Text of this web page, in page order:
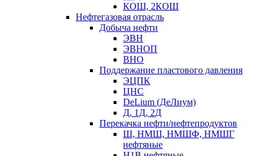
КОШ, 2КОШ
Нефтегазовая отрасль
Добыча нефти
ЭВН
ЭВНОП
ВНО
Поддержание пластового давления
ЭЦПК
ЦНС
DeLium (ДеЛиум)
Д, 1Д, 2Д
Перекачка нефти/нефтепродуктов
Ш, НМШ, НМШФ, НМШГ
нефтяные